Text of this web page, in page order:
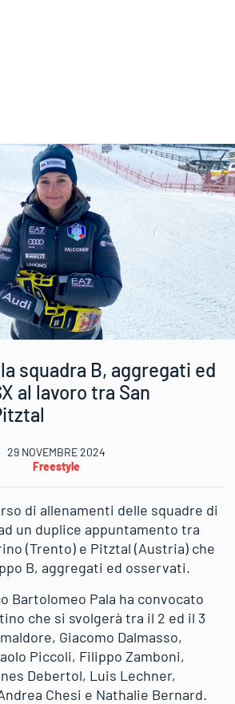
squadra B, aggregati ed
al lavoro tra San
29 NOVEMBRE 2024
Freestyle
di allenamenti delle squadre di
un duplice appuntamento tra
(Trento) e Pitztal (Austria) che
B, aggregati ed osservati.
Bartolomeo Pala ha convocato
che si svolgerà tra il 2 ed il 3
Giacomo Dalmasso,
Piccoli, Filippo Zamboni,
Debertol, Luis Lechner,
Chesi e Nathalie Bernard.